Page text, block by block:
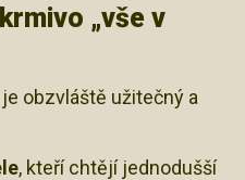
„vše v
obzvláště užitečný a
, kteří chtějí jednodušší